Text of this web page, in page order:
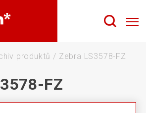
produktů / Zebra LS3578-FZ
FZ